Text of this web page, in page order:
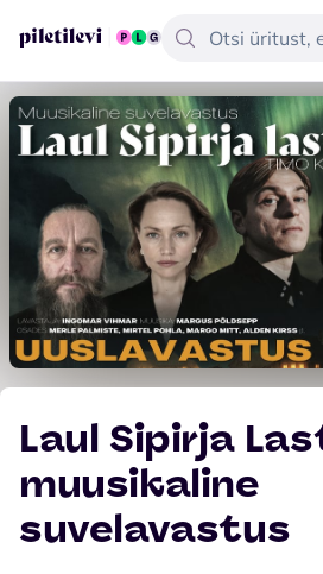
Laul Sipirja
muusikaline
suvelavastus